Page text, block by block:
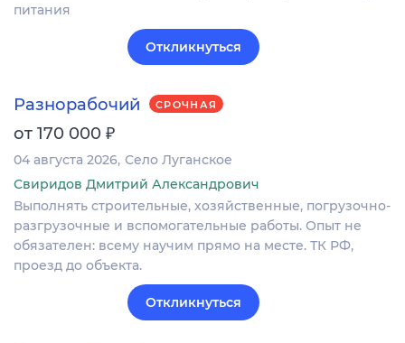
питания
Откликнуться
Разнорабочий СРОЧНАЯ
от 170 000 ₽
04 августа 2026 Село Луганское
Свиридов Дмитрий Александрович
Выполнять строительные, хозяйственные, погрузочно-
разгрузочные и вспомогательные работы. Опыт не
обязателен: всему научим прямо на месте. ТК РФ,
проезд до объекта.
Откликнуться